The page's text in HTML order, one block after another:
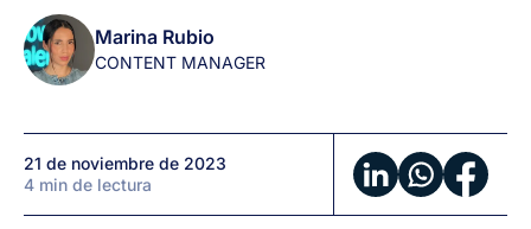
ser
más
productivo?
Marina Rubio
CONTENT MANAGER
21 de noviembre de 2023
4 min de lectura